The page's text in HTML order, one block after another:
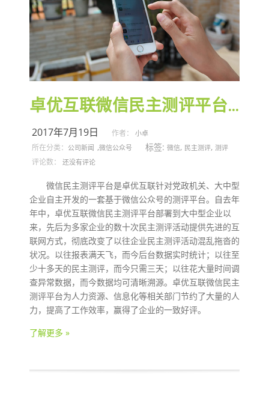
卓优互联微信民主测评平台获好评
2017年7月19日 作者： 小卓
所在分类： 公司新闻 ,微信公众号 标签: 微信, 民主测评, 测评
评论数： 还没有评论
微信民主测评平台是卓优互联针对党政机关、大中型
企业自主开发的一套基于微信公众号的测评平台。自去年
年中，卓优互联微信民主测评平台部署到大中型企业以
来，先后为多家企业的数十次民主测评活动提供先进的互
联网方式，彻底改变了以往企业民主测评活动混乱拖沓的
状况。以往报表满天飞，而今后台数据实时统计；以往至
少十多天的民主测评，而今只需三天；以往花大量时间调
查异常数据，而今数据均可清晰溯源。卓优互联微信民主
测评平台为人力资源、信息化等相关部门节约了大量的人
力，提高了工作效率，赢得了企业的一致好评。
了解更多 »